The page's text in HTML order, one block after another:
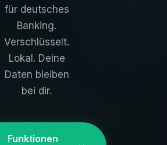
für deutsches
Banking.
Verschlüsselt.
Lokal. Deine
Daten bleiben
bei dir.
Funktionen